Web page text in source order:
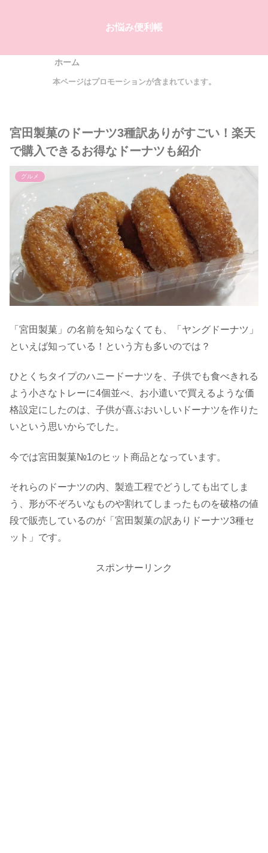
お悩み便利帳
ホーム
本ページはプロモーションが含まれています。
宮田製菓のドーナツ3種訳ありがすごい！楽天
で購入できるお得なドーナツも紹介
グルメ
「宮田製菓」の名前を知らなくても、「ヤングドーナツ」
といえば知っている！という方も多いのでは？
ひとくちタイプのハニードーナツを、子供でも食べきれる
よう小さなトレーに4個並べ、お小遣いで買えるような価
格設定にしたのは、子供が喜ぶおいしいドーナツを作りた
いという思いからでした。
今では宮田製菓№1のヒット商品となっています。
それらのドーナツの内、製造工程でどうしても出てしま
う、形が不ぞろいなものや割れてしまったものを破格の値
段で販売しているのが「宮田製菓の訳ありドーナツ3種セ
ット」です。
スポンサーリンク